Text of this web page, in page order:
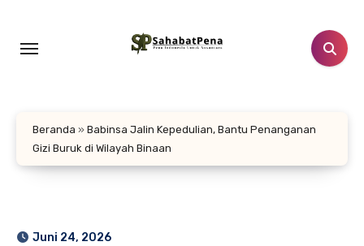
konten
Beranda » ‎Babinsa Jalin Kepedulian, Bantu Penanganan
Gizi Buruk di Wilayah Binaan
Juni 24, 2026